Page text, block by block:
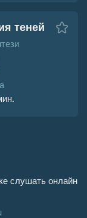
теней
слушать онлайн